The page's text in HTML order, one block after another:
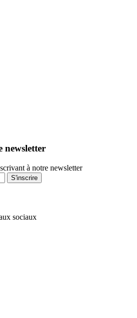
newsletter
à notre newsletter
S'inscrire
sociaux